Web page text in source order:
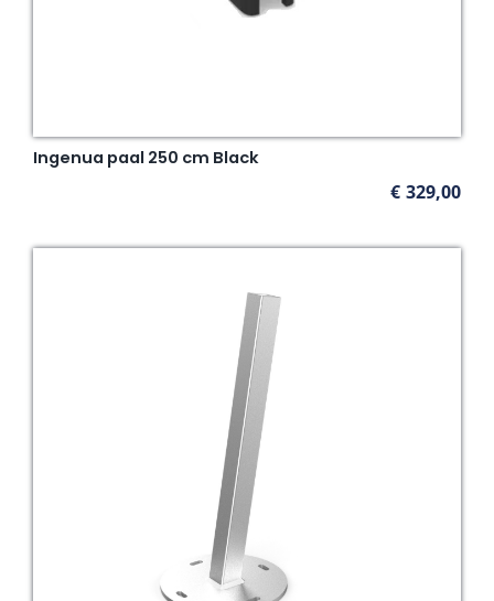
Ingenua paal 250 cm Black
€ 329,00